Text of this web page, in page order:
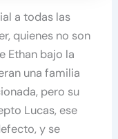
a todas las
quienes no son
Ethan bajo la
una familia
pero su
Lucas, ese
y se